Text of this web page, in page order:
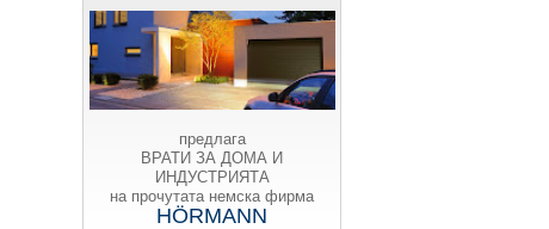
предлага
ВРАТИ ЗА ДОМА И
ИНДУСТРИЯТА
на прочутата немска фирма
HÖRMANN